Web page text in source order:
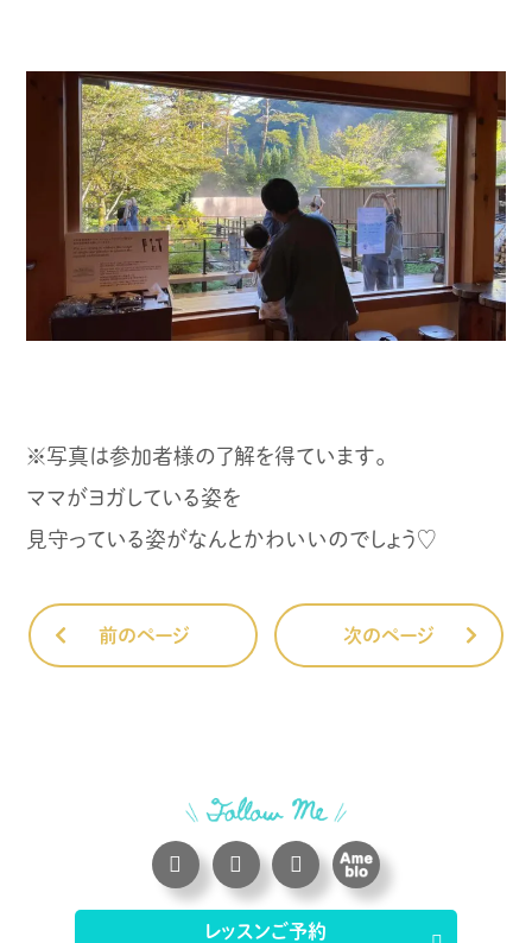
※写真は参加者様の了解を得ています。
ママがヨガしている姿を
見守っている姿がなんとかわいいのでしょう♡
前のページ 次のページ
レッスンご予約